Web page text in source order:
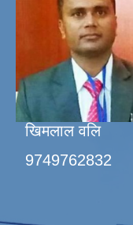
खिमलाल वलि
9749762832